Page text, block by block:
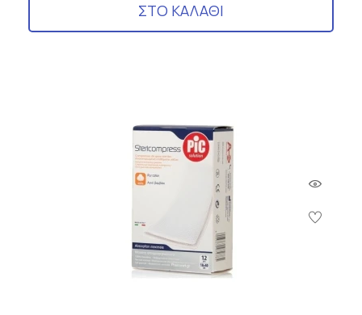
ΣΤΟ ΚΑΛΑΘΙ